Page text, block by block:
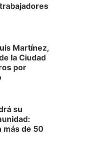
Martínez,
la Ciudad
por
su
más de 50